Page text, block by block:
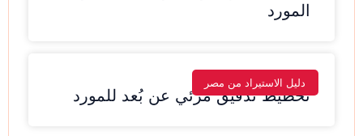
المورد
دليل الاستيراد من مصر
تخطيط تدقيق مرئي عن بُعد للمورد